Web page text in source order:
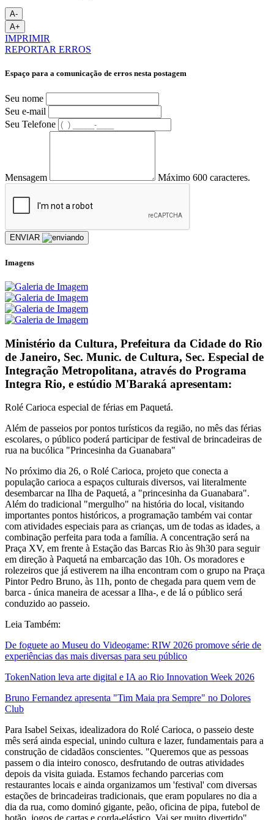
A-
A+
IMPRIMIR
REPORTAR ERROS
Espaço para a comunicação de erros nesta postagem
Seu nome
Seu e-mail
Seu Telefone
Mensagem Máximo 600 caracteres.
ENVIAR
Imagens
Ministério da Cultura, Prefeitura da Cidade do Rio
de Janeiro, Sec. Munic. de Cultura, Sec. Especial de
Integração Metropolitana, através do Programa
Integra Rio, e estúdio M'Baraká apresentam:
Rolé Carioca especial de férias em Paquetá.
Além de passeios por pontos turísticos da região, no mês das férias
escolares, o público poderá participar de festival de brincadeiras de
rua na bucólica "Princesinha da Guanabara"
No próximo dia 26, o Rolé Carioca, projeto que conecta a
população carioca a espaços culturais diversos, vai literalmente
desembarcar na Ilha de Paquetá, a "princesinha da Guanabara".
Além do tradicional "mergulho" na história do local, visitando
importantes pontos históricos, a programação também vai contar
com atividades especiais para as crianças, um de todas as idades, a
combinação perfeita para toda a família. A concentração será na
Praça XV, em frente à Estação das Barcas Rio às 9h30 para seguir
em direção à Paquetá na embarcação das 10h. Os moradores e
rolezeiros que já estiverem na ilha encontram com o grupo na Praça
Pintor Pedro Bruno, às 11h, ponto de chegada para quem vem de
barca - única maneira de acessar a Ilha-, e de lá o público será
conduzido ao passeio.
Leia Também:
De foguete ao Museu do Videogame: RIW 2026 promove série de
experiências das mais diversas para seu público
TokenNation leva arte digital e IA ao Rio Innovation Week 2026
Bruno Fernandez apresenta "Tim Maia pra Sempre" no Dolores
Club
Para Isabel Seixas, idealizadora do Rolé Carioca, o passeio deste
mês será ainda especial, unindo cultura e lazer, fundamentais para a
construção de cidadãos conscientes. "Queremos que as pessoas
passem o dia inteiro conosco, desfrutando de outras atividades
depois da visita guiada. Estamos fechando parcerias com
restaurantes locais e ainda organizamos um 'festival' com diversas
estações de brincadeiras tradicionais, que eram populares no dia a
dia da rua, como dominó gigante, peão, oficina de pipa, futebol de